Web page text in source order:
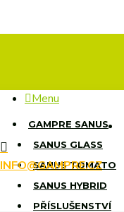
Menu
GAMPRE SANUS
SANUS GLASS
SANUS TOMATO
SANUS HYBRID
PŘÍSLUŠENSTVÍ
INFO@GAMPRE.CZ